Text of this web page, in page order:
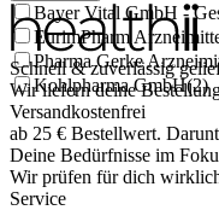
Bayer Vital GmbH -
EurimPharm
Pharma Gerke
Kohlpharma GmbH(2)
Schnell & zuverlässig
Wir liefern deine
Versandkostenfrei
ab 25 € Bestellwert.
Deine Bedürfnisse im
Wir prüfen für dich
Service